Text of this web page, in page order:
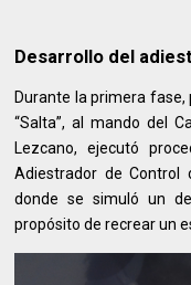
Desarrollo del
Durante la primera fase,
“Salta”, al mando del
Lezcano, ejecutó
Adiestrador de Control
donde se simuló un
propósito de recrear un